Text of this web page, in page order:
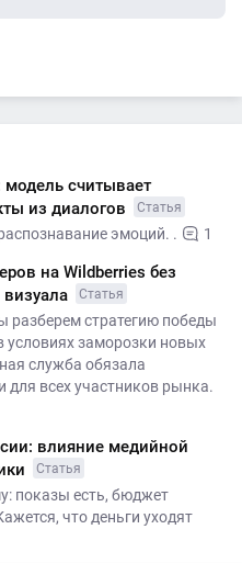
модель считывает
из диалогов
Статья
эмоций. . 1
на Wildberries без
Статья
разберем стратегию победы
заморозки новых
служба обязала
для всех участников рынка.
влияние медийной
Статья
показы есть, бюджет
что деньги уходят